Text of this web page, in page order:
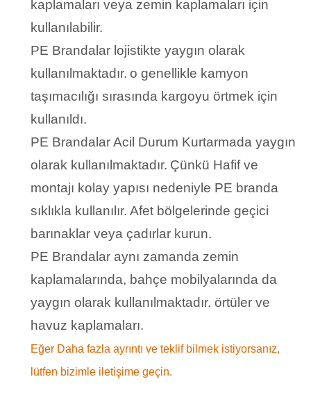
kaplamaları veya zemin kaplamaları için
kullanılabilir.
PE Brandalar lojistikte yaygın olarak
kullanılmaktadır. o genellikle kamyon
taşımacılığı sırasında kargoyu örtmek için
kullanıldı.
PE Brandalar Acil Durum Kurtarmada yaygın
olarak kullanılmaktadır. Çünkü Hafif ve
montajı kolay yapısı nedeniyle PE branda
sıklıkla kullanılır. Afet bölgelerinde geçici
barınaklar veya çadırlar kurun.
PE Brandalar aynı zamanda zemin
kaplamalarında, bahçe mobilyalarında da
yaygın olarak kullanılmaktadır. örtüler ve
havuz kaplamaları.
Eğer Daha fazla ayrıntı ve teklif bilmek istiyorsanız,
lütfen bizimle iletişime geçin.